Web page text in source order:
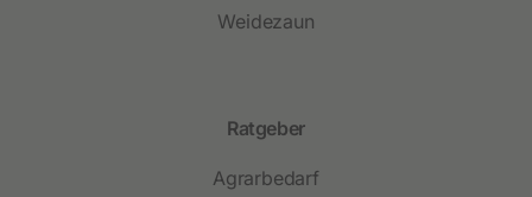
Weidezaun
Ratgeber
Agrarbedarf